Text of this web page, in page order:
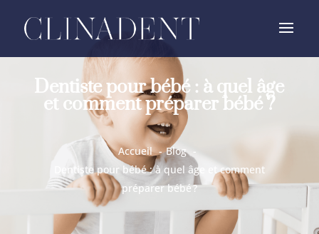
Dentiste pour bébé : à quel âge
et comment préparer bébé ?
Accueil
Blog
Dentiste pour bébé : à quel âge et comment
préparer bébé ?